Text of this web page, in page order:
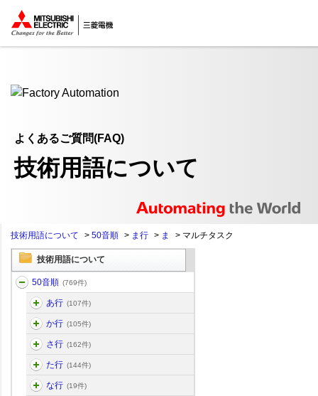
ここから本文
よくあるご質問(FAQ)
技術用語について
技術用語について > 50音順 > ま行 > ま > マルチタスク
技術用語について
50音順 (769件)
あ行 (107件)
か行 (105件)
さ行 (162件)
た行 (144件)
な行 (19件)